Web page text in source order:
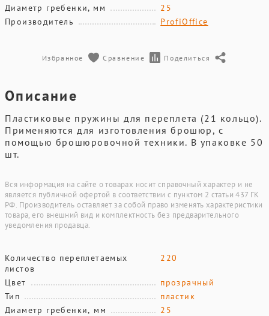
Диаметр гребенки, мм
25
Производитель
ProfiOffice
Избранное Сравнение Поделиться
Описание
Пластиковые пружины для переплета (21 кольцо).
Применяются для изготовления брошюр, с
помощью брошюровочной техники. В упаковке 50
шт.
Вся информация на сайте о товарах носит справочный характер и не
является публичной офертой в соответствии с пунктом 2 статьи 437 ГК
РФ. Производитель оставляет за собой право изменять характеристики
товара, его внешний вид и комплектность без предварительного
уведомления продавца.
Количество переплетаемых
листов
220
Цвет
прозрачный
Тип
пластик
Диаметр гребенки, мм
25